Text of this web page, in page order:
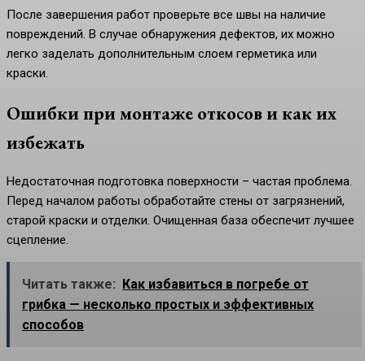
После завершения работ проверьте все швы на наличие
повреждений. В случае обнаружения дефектов, их можно
легко заделать дополнительным слоем герметика или
краски.
Ошибки при монтаже откосов и как их
избежать
Недостаточная подготовка поверхности – частая проблема.
Перед началом работы обработайте стены от загрязнений,
старой краски и отделки. Очищенная база обеспечит лучшее
сцепление.
Читать также:
Как избавиться в погребе от
грибка — несколько простых и эффективных
способов